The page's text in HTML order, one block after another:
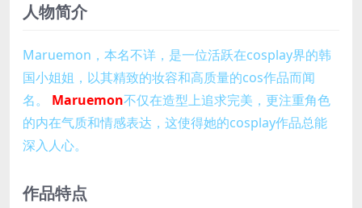
人物简介
Maruemon，本名不详，是一位活跃在cosplay界的韩
国小姐姐，以其精致的妆容和高质量的cos作品而闻
名。
Maruemon不仅在造型上追求完美，更注重角色
的内在气质和情感表达，这使得她的cosplay作品总能
深入人心。
作品特点